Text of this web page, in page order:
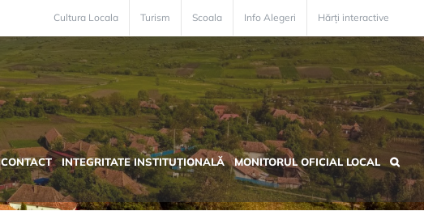
Cultura Locala Turism Scoala Info Alegeri Hărți interactive
CONTACT INTEGRITATE INSTITUȚIONALĂ MONITORUL OFICIAL LOCAL